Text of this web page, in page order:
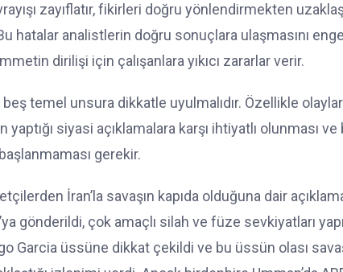
zayıflatır, fikirleri doğru yönlendirmekten
hatalar analistlerin doğru sonuçlara ulaşmasını
dirilişi için çalışanlara yıkıcı zararlar verir.
temel unsura dikkatle uyulmalıdır. Özellikle
siyasi açıklamalara karşı ihtiyatlı olunması ve
gerekir.
İran’la savaşın kapıda olduğuna dair
gönderildi, çok amaçlı silah ve füze sevkiyatları
Garcia üssüne dikkat çekildi ve bu üssün olası